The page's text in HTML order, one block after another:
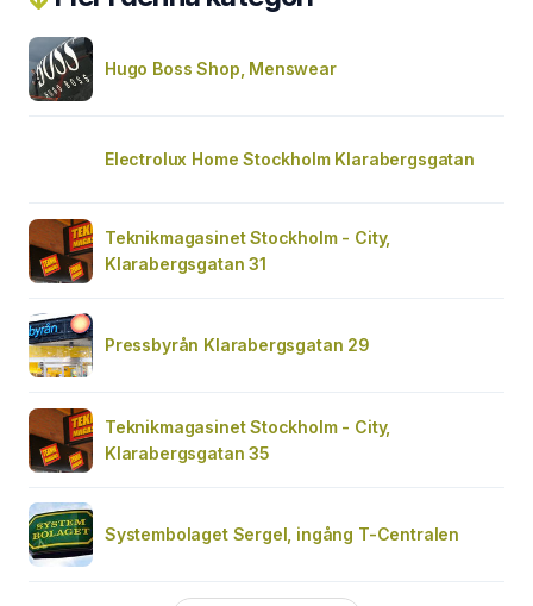
Hugo Boss Shop, Menswear
Electrolux Home Stockholm Klarabergsgatan
Teknikmagasinet Stockholm - City,
Klarabergsgatan 31
Pressbyrån Klarabergsgatan 29
Teknikmagasinet Stockholm - City,
Klarabergsgatan 35
Systembolaget Sergel, ingång T-Centralen